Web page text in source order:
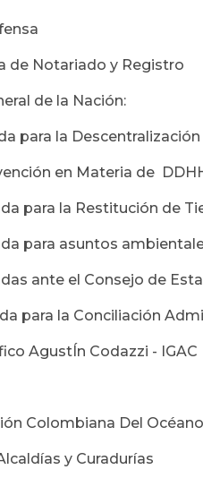
Notariado y Registro
de la Nación:
para la
en Materia de
para la Restitución de
para asuntos
ante el Consejo de
para la Conciliación
AgustÍn Codazzi - IGAC
Colombiana Del Océano
y Curadurías